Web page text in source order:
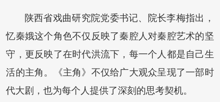
陕西省戏曲研究院党委书记、院长李梅指出，
忆秦娥这个角色不仅反映了秦腔人对秦腔艺术的坚
守，更反映了在时代洪流下，每一个人都是自己生
活的主角。《主角》不仅给广大观众呈现了一部时
代大剧，也为每个人提供了深刻的思考契机。